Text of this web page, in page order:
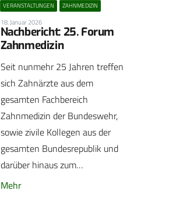
VERANSTALTUNGEN ZAHNMEDIZIN
18. Januar 2026
Nachbericht: 25. Forum
Zahnmedizin
Seit nunmehr 25 Jahren treffen
sich Zahnärzte aus dem
gesamten Fachbereich
Zahnmedizin der Bundeswehr,
sowie zivile Kollegen aus der
gesamten Bundesrepublik und
darüber hinaus zum…
Mehr